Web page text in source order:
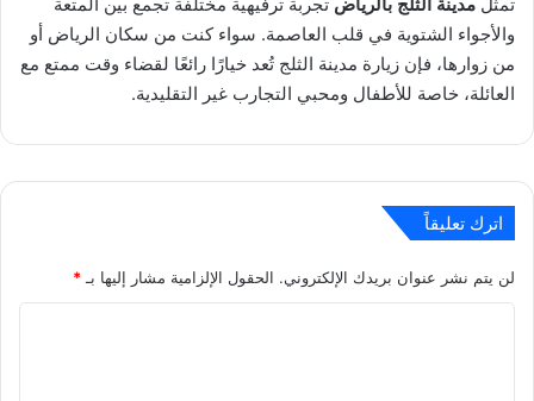
والأجواء الشتوية في قلب العاصمة. سواء كنت من سكان الرياض أو
من زوارها، فإن زيارة مدينة الثلج تُعد خيارًا رائعًا لقضاء وقت ممتع مع
العائلة، خاصة للأطفال ومحبي التجارب غير التقليدية.
اترك تعليقاً
لن يتم نشر عنوان بريدك الإلكتروني. الحقول الإلزامية مشار إليها بـ *